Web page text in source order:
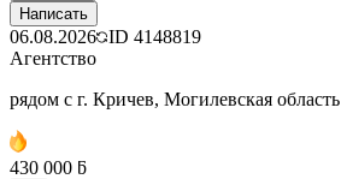
Написать
06.08.2026 ID 4148819
Агентство
рядом с г. Кричев, Могилевская область
430 000 ƃ